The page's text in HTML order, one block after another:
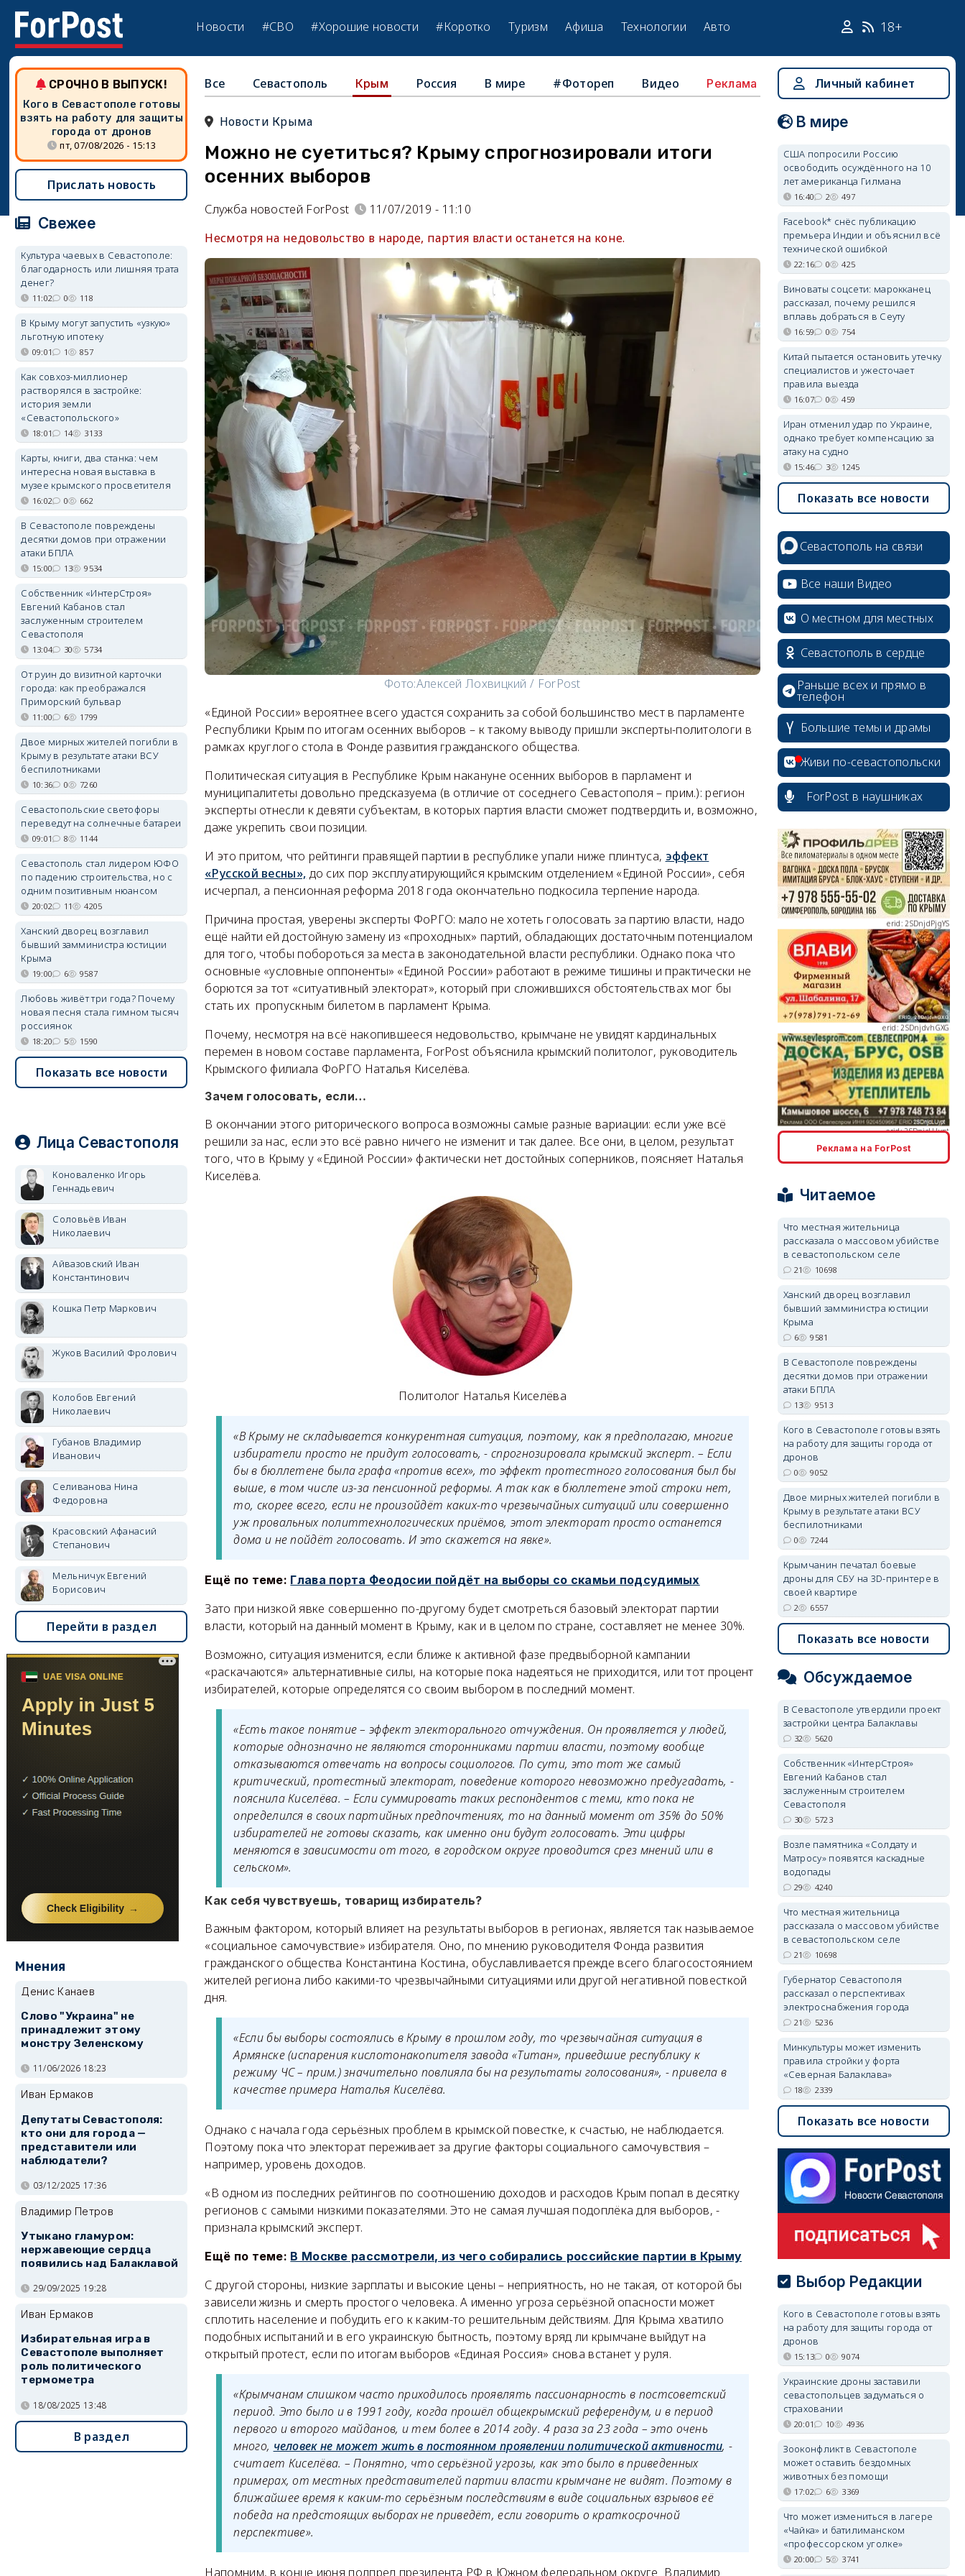
Новости #СВО #Хорошие новости #Коротко Туризм Афиша Технологии Авто 18+
Все Севастополь Крым Россия В мире #Фотореп Видео Реклама
Новости Крыма
Можно не суетиться? Крыму спрогнозировали итоги
осенних выборов
Служба новостей ForPost
11/07/2019 - 11:10
Несмотря на недовольство в народе, партия власти останется на коне.
Фото:Алексей Лохвицкий / ForPost
«Единой России» вероятнее всего удастся сохранить за собой большинство мест в парламенте
Республики Крым по итогам осенних выборов – к такому выводу пришли эксперты-политологи в
рамках круглого стола в Фонде развития гражданского общества.
Политическая ситуация в Республике Крым накануне осенних выборов в парламент и
муниципалитеты довольно предсказуема (в отличие от соседнего Севастополя – прим.): регион
эксперты отнесли к девяти субъектам, в которых партия власти сможет подтвердить и, возможно,
даже укрепить свои позиции.
И это притом, что рейтинги правящей партии в республике упали ниже плинтуса, эффект
«Русской весны», до сих пор эксплуатирующийся крымским отделением «Единой России», себя
исчерпал, а пенсионная реформа 2018 года окончательно подкосила терпение народа.
Причина простая, уверены эксперты ФоРГО: мало не хотеть голосовать за партию власти, надо
ещё найти ей достойную замену из «проходных» партий, обладающих достаточным потенциалом
для того, чтобы побороться за места в законодательной власти республики. Однако пока что
основные «условные оппоненты» «Единой России» работают в режиме тишины и практически не
борются за тот «ситуативный электорат», который при сложившихся обстоятельствах мог бы
стать их пропускным билетом в парламент Крыма.
Почему, несмотря на всё накопившееся недовольство, крымчане не увидят кардинальных
перемен в новом составе парламента, ForPost объяснила крымский политолог, руководитель
Крымского филиала ФоРГО Наталья Киселёва.
Зачем голосовать, если…
В окончании этого риторического вопроса возможны самые разные вариации: если уже всё
решили за нас, если это всё равно ничего не изменит и так далее. Все они, в целом, результат
того, что в Крыму у «Единой России» фактически нет достойных соперников, поясняет Наталья
Киселёва.
Политолог Наталья Киселёва
«В Крыму не складывается конкурентная ситуация, поэтому, как я предполагаю, многие
избиратели просто не придут голосовать, - спрогнозировала крымский эксперт. – Если
бы в бюллетене была графа «против всех», то эффект протестного голосования был бы
выше, в том числе из-за пенсионной реформы. А так как в бюллетене этой строки нет,
то, скорее всего, если не произойдёт каких-то чрезвычайных ситуаций или совершенно
уж провальных политтехнологических приёмов, этот электорат просто останется
дома и не пойдёт голосовать. И это скажется на явке».
Ещё по теме: Глава порта Феодосии пойдёт на выборы со скамьи подсудимых
Зато при низкой явке совершенно по-другому будет смотреться базовый электорат партии
власти, который на данный момент в Крыму, как и в целом по стране, составляет не менее 30%.
Возможно, ситуация изменится, если ближе к активной фазе предвыборной кампании
«раскачаются» альтернативные силы, на которые пока надеяться не приходится, или тот процент
избирателей, которые определятся со своим выбором в последний момент.
«Есть такое понятие – эффект электорального отчуждения. Он проявляется у людей,
которые однозначно не являются сторонниками партии власти, поэтому вообще
отказываются отвечать на вопросы социологов. По сути, это тот же самый
критический, протестный электорат, поведение которого невозможно предугадать, -
пояснила Киселёва. – Если суммировать таких респондентов с теми, кто пока не
определился в своих партийных предпочтениях, то на данный момент от 35% до 50%
избирателей не готовы сказать, как именно они будут голосовать. Эти цифры
меняются в зависимости от того, в городском округе проводится срез мнений или в
сельском».
Как себя чувствуешь, товарищ избиратель?
Важным фактором, который влияет на результаты выборов в регионах, является так называемое
«социальное самочувствие» избирателя. Оно, по мнению руководителя Фонда развития
гражданского общества Константина Костина, обуславливается прежде всего благосостоянием
жителей региона либо какими-то чрезвычайными ситуациями или другой негативной повесткой
дня.
«Если бы выборы состоялись в Крыму в прошлом году, то чрезвычайная ситуация в
Армянске (испарения кислотонакопителя завода «Титан», приведшие республику к
режиму ЧС – прим.) значительно повлияла бы на результаты голосования», - привела в
качестве примера Наталья Киселёва.
Однако с начала года серьёзных проблем в крымской повестке, к счастью, не наблюдается.
Поэтому пока что электорат переживает за другие факторы социального самочувствия –
например, уровень доходов.
«В одном из последних рейтингов по соотношению доходов и расходов Крым попал в десятку
регионов с самыми низкими показателями. Это не самая лучшая подоплёка для выборов, -
признала крымский эксперт.
Ещё по теме: В Москве рассмотрели, из чего собирались российские партии в Крыму
С другой стороны, низкие зарплаты и высокие цены – неприятность, но не такая, от которой бы
зависели жизнь и смерть простого человека. А именно угроза серьёзной опасности может
сплотить население и побудить его к каким-то решительным действиям. Для Крыма хватило
подобных испытаний и в его украинскую бытность, поэтому вряд ли крымчане выйдут на
открытый протест, если по итогам выборов «Единая Россия» снова встанет у руля.
«Крымчанам слишком часто приходилось проявлять пассионарность в постсоветский
период. Это было и в 1991 году, когда прошёл общекрымский референдум, и в период
первого и второго майданов, и тем более в 2014 году. 4 раза за 23 года – это очень
много, человек не может жить в постоянном проявлении политической активности, -
считает Киселёва. – Понятно, что серьёзной угрозы, как это было в приведенных
примерах, от местных представителей партии власти крымчане не видят. Поэтому в
ближайшее время к каким-то серьёзным последствиям в виде социальных взрывов её
победа на предстоящих выборах не приведёт, если говорить о краткосрочной
перспективе».
Напомним, в конце июня полпред президента РФ в Южном федеральном округе Владимир
СРОЧНО В ВЫПУСК!
Кого в Севастополе готовы
взять на работу для защиты
города от дронов
пт, 07/08/2026 - 15:13
Прислать новость
Свежее
Культура чаевых в Севастополе:
благодарность или лишняя трата
денег?
11:02 0 118
В Крыму могут запустить «узкую»
льготную ипотеку
09:01 1 857
Как совхоз-миллионер
растворялся в застройке:
история земли
«Севастопольского»
18:01 14 3133
Карты, книги, два станка: чем
интересна новая выставка в
музее крымского просветителя
16:02 0 662
В Севастополе повреждены
десятки домов при отражении
атаки БПЛА
15:00 13 9534
Собственник «ИнтерСтроя»
Евгений Кабанов стал
заслуженным строителем
Севастополя
13:04 30 5734
От руин до визитной карточки
города: как преображался
Приморский бульвар
11:00 6 1799
Двое мирных жителей погибли в
Крыму в результате атаки ВСУ
беспилотниками
10:36 0 7260
Севастопольские светофоры
переведут на солнечные батареи
09:01 8 1144
Севастополь стал лидером ЮФО
по падению строительства, но с
одним позитивным нюансом
20:02 11 4205
Ханский дворец возглавил
бывший замминистра юстиции
Крыма
19:00 6 9587
Любовь живёт три года? Почему
новая песня стала гимном тысяч
россиянок
18:20 5 1590
Показать все новости
Лица Севастополя
Коноваленко Игорь
Геннадьевич
Соловьёв Иван
Николаевич
Айвазовский Иван
Константинович
Кошка Петр Маркович
Жуков Василий Фролович
Колобов Евгений
Николаевич
Губанов Владимир
Иванович
Селиванова Нина
Федоровна
Красовский Афанасий
Степанович
Мельничук Евгений
Борисович
Перейти в раздел
Мнения
Денис Канаев
Слово "Украина" не
принадлежит этому
монстру Зеленскому
11/06/2026 18:23
Иван Ермаков
Депутаты Севастополя:
кто они для города —
представители или
наблюдатели?
03/12/2025 17:36
Владимир Петров
Утыкано гламуром:
нержавеющие сердца
появились над Балаклавой
29/09/2025 19:28
Иван Ермаков
Избирательная игра в
Севастополе выполняет
роль политического
термометра
18/08/2025 13:48
В раздел
Личный кабинет
В мире
США попросили Россию
освободить осуждённого на 10
лет американца Гилмана
16:40 2 497
Facebook* снёс публикацию
премьера Индии и объяснил всё
технической ошибкой
22:16 0 425
Виноваты соцсети: марокканец
рассказал, почему решился
вплавь добраться в Сеуту
16:59 0 754
Китай пытается остановить утечку
специалистов и ужесточает
правила выезда
16:07 0 459
Иран отменил удар по Украине,
однако требует компенсацию за
атаку на судно
15:46 3 1245
Показать все новости
Севастополь на связи
Все наши Видео
О местном для местных
Севастополь в сердце
Раньше всех и прямо в
телефон
Большие темы и драмы
Живи по-севастопольски
ForPost в наушниках
erid: 2SDnjcrDNw6
erid: 2SDnjdPjgYS
erid: 2SDnjdvhGXG
erid: 2SDnjcLUypt
erid: 2SDnjdPjgYS
erid: 2SDnjdvhGXG
Реклама на ForPost
Читаемое
Что местная жительница
рассказала о массовом убийстве
в севастопольском селе
21 10698
Ханский дворец возглавил
бывший замминистра юстиции
Крыма
6 9581
В Севастополе повреждены
десятки домов при отражении
атаки БПЛА
13 9513
Кого в Севастополе готовы взять
на работу для защиты города от
дронов
0 9052
Двое мирных жителей погибли в
Крыму в результате атаки ВСУ
беспилотниками
0 7244
Крымчанин печатал боевые
дроны для СБУ на 3D-принтере в
своей квартире
2 6557
Показать все новости
Обсуждаемое
В Севастополе утвердили проект
застройки центра Балаклавы
32 5620
Собственник «ИнтерСтроя»
Евгений Кабанов стал
заслуженным строителем
Севастополя
30 5723
Возле памятника «Солдату и
Матросу» появятся каскадные
водопады
29 4240
Что местная жительница
рассказала о массовом убийстве
в севастопольском селе
21 10698
Губернатор Севастополя
рассказал о перспективах
электроснабжения города
21 5236
Минкультуры может изменить
правила стройки у форта
«Северная Балаклава»
18 2339
Показать все новости
Выбор Редакции
Кого в Севастополе готовы взять
на работу для защиты города от
дронов
15:13 0 9074
Украинские дроны заставили
севастопольцев задуматься о
страховании
20:01 10 4936
Зооконфликт в Севастополе
может оставить бездомных
животных без помощи
17:02 6 3369
Что может измениться в лагере
«Чайка» и батилиманском
«профессорском уголке»
20:00 5 3741